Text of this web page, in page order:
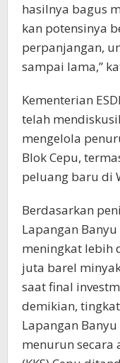
hasilnya bagus
kan potensinya
perpanjangan,
sampai lama,”
Kementerian
telah
mengelola
Blok Cepu,
peluang baru di
Berdasarkan
Lapangan
meningkat lebih
juta barel
saat final
demikian,
Lapangan
menurun secara